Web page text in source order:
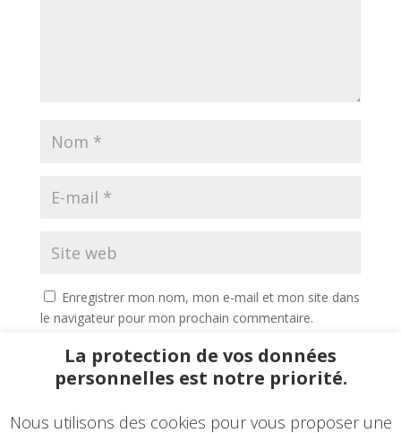
Enregistrer mon nom, mon e-mail et mon site dans
le navigateur pour mon prochain commentaire.
La protection de vos données
personnelles est notre priorité.
Nous utilisons des cookies pour vous proposer une